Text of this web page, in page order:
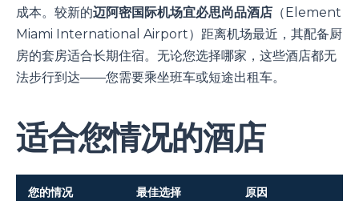
成本。较新的迈阿密国际机场宜必思尚品酒店 （Element
Miami International Airport）距离机场最近，其配备厨
房的套房适合长期住宿。无论您选择哪家，这些酒店都无
法步行到达——您需要乘坐班车或短途出租车。
适合您情况的酒店
您的情况 最佳选择 原因